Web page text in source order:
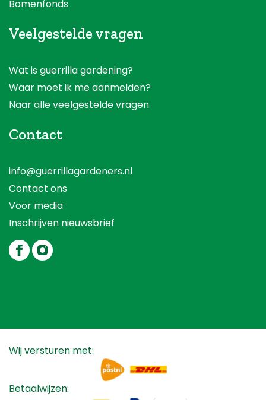
Bomenfonds
Veelgestelde vragen
Wat is guerrilla gardening?
Waar moet ik me aanmelden?
Naar alle veelgestelde vragen
Contact
info@guerrillagardeners.nl
Contact ons
Voor media
Inschrijven nieuwsbrief
Wij versturen met:
Betaalwijzen: